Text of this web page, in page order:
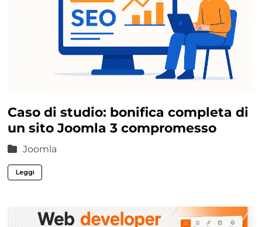
Caso di studio: bonifica completa di
un sito Joomla 3 compromesso
Joomla
Leggi